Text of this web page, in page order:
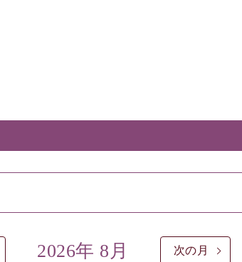
2026年 8月 次の月